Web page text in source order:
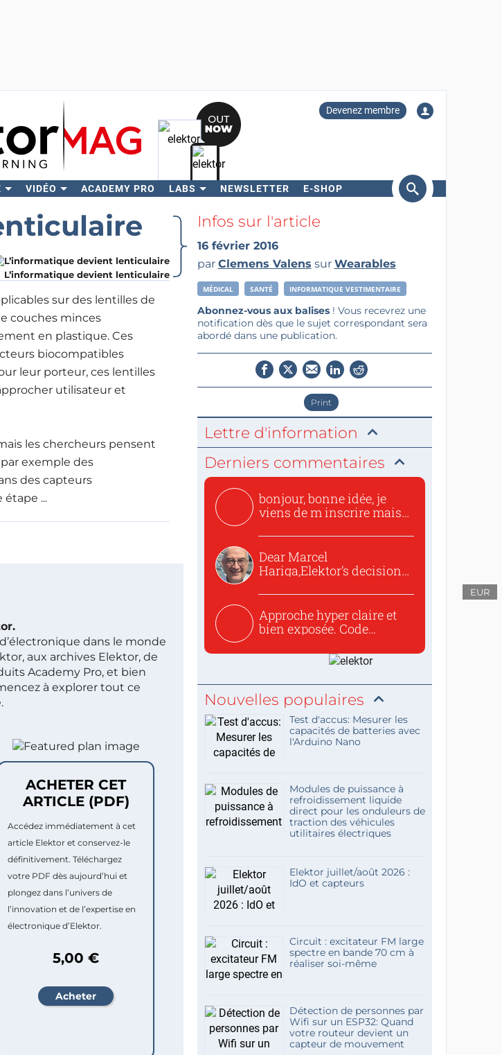
Devenez membre
VIDÉO ACADEMY PRO LABS NEWSLETTER E-SHOP
Rechercher
L’informatique devient lenticulaire
sur des lentilles de
couches minces
en plastique. Ces
biocompatibles
leur porteur, ces lentilles
utilisateur et
les chercheurs pensent
exemple des
des capteurs
...
EUR
dans le monde
aux archives Elektor, de
Academy Pro, et bien
à explorer tout ce
ACHETER CET
ARTICLE (PDF)
Accédez immédiatement à cet
article Elektor et conservez-le
définitivement. Téléchargez
votre PDF dès aujourd’hui et
plongez dans l’univers de
l’innovation et de l’expertise en
électronique d’Elektor.
5,00 €
Infos sur l'article
16 février 2016
par Clemens Valens sur Wearables
MÉDICAL SANTÉ INFORMATIQUE VESTIMENTAIRE
Abonnez-vous aux balises! Vous recevrez une
notification dès que le sujet correspondant sera
abordé dans une publication.
Print
Lettre d'information
Derniers commentaires
bonjour, bonne idée, je
viens de m inscrire mais
Dear Marcel
Hariga,Elektor’s decision
Approche hyper claire et
bien exposée. Code
Nouvelles populaires
Test d'accus: Mesurer les
capacités de batteries avec
l'Arduino Nano
Modules de puissance à
refroidissement liquide
direct pour les onduleurs de
traction des véhicules
utilitaires électriques
Elektor juillet/août 2026 :
IdO et capteurs
Circuit : excitateur FM large
spectre en bande 70 cm à
réaliser soi-même
Détection de personnes par
Wifi sur un ESP32: Quand
votre routeur devient un
capteur de mouvement